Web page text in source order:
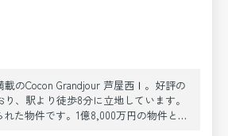
載のCocon Grandjour 芦屋西Ⅰ。好評の
、駅より徒歩8分に立地しています。
た物件です。1億8,000万円の物件とな